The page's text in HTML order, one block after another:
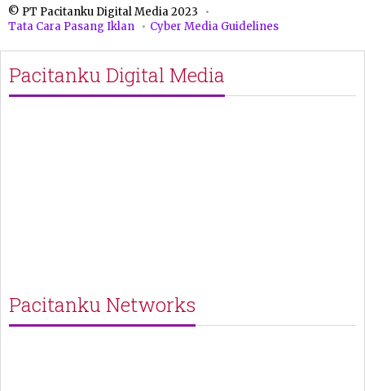
© PT Pacitanku Digital Media 2023
Tata Cara Pasang Iklan
Cyber Media Guidelines
Pacitanku Digital Media
Pacitanku Networks